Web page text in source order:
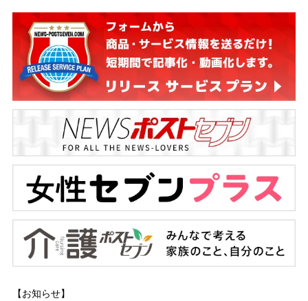
【お知らせ】